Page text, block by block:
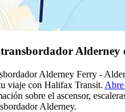
Alderney
Alderney Ferry -
viaje con Halifax Transit.
sobre el ascensor,
Alderney.